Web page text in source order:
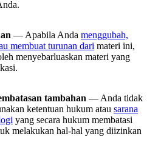
— Apabila Anda menggubah,
membuat turunan dari materi ini,
menyebarluaskan materi yang
tambahan — Anda tidak
ketentuan hukum atau sarana
yang secara hukum membatasi
melakukan hal-hal yang diizinkan